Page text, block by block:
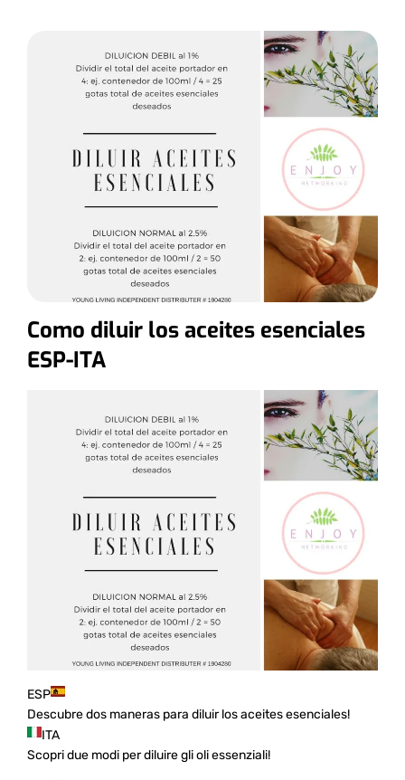
Como diluir los aceites esenciales
ESP-ITA
E️SP
Descubre dos maneras para diluir los aceites esenciales!
️ITA
Scopri due modi per diluire gli oli essenziali!